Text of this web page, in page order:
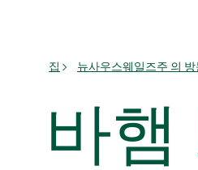
집 뉴사우스웨일즈주 의 방
바햄